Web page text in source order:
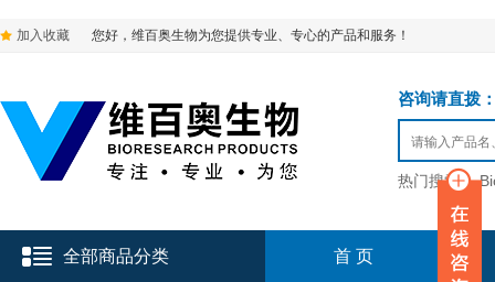
加入收藏 您好，维百奥生物为您提供专业、专心的产品和服务！
咨询请直拨
热门搜索：
全部商品分类 首 页